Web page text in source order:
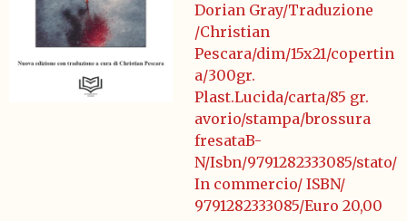
Dorian Gray/Traduzione
/Christian
Pescara/dim/15x21/copertin
a/300gr.
Plast.Lucida/carta/85 gr.
avorio/stampa/brossura
fresataB-
N/Isbn/9791282333085/stato/
In commercio/ ISBN/
9791282333085/Euro 20,00